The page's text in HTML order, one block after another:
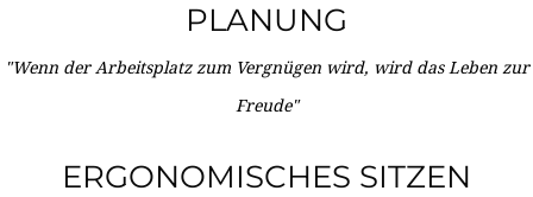
PLANUNG
"Wenn der Arbeitsplatz zum Vergnügen wird, wird das Leben zur
Freude"
ERGONOMISCHES SITZEN